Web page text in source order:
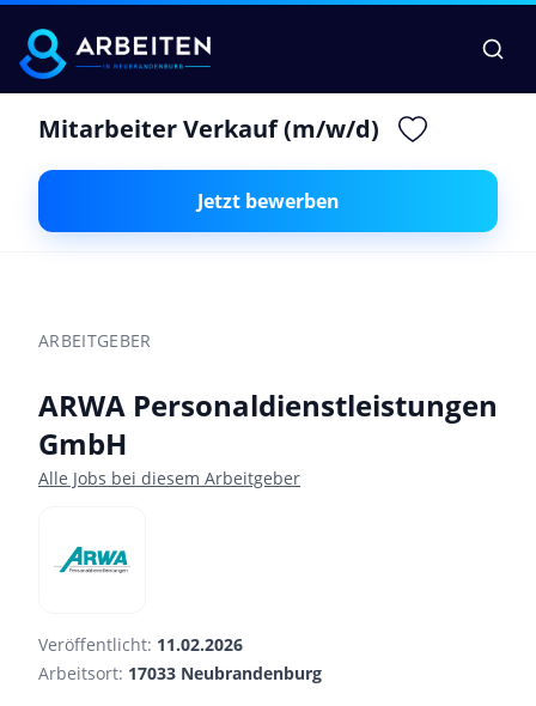
Mitarbeiter Verkauf (m/w/d)
Jetzt bewerben
ARBEITGEBER
ARWA Personaldienstleistungen
GmbH
Alle Jobs bei diesem Arbeitgeber
Veröffentlicht: 11.02.2026
Arbeitsort: 17033 Neubrandenburg